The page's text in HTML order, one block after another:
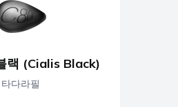
랙 (Cialis Black)
타다라필